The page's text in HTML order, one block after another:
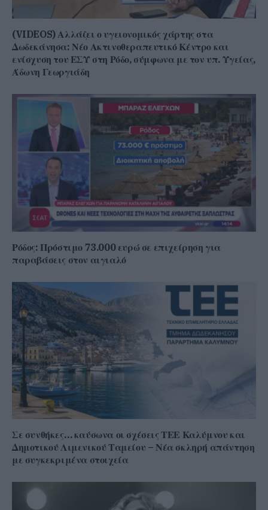
(VIDEOS) Αλλάζει ο υγειονομικός χάρτης στα
Δωδεκάνησα: Νέο Ακτινοθεραπευτικό Κέντρο και
ενίσχυση του ΕΣΥ στη Ρόδο, σύμφωνα με τον υπ. Υγείας,
Άδωνη Γεωργιάδη
Ρόδος: Πρόστιμο 73.000 ευρώ σε επιχείρηση για
παραβάσεις στον αιγιαλό
Σε συνθήκες… καύσωνα οι σχέσεις ΤΕΕ Καλύμνου και
Δημοτικού Λιμενικού Ταμείου – Νέα σκληρή απάντηση
με συγκεκριμένα στοιχεία